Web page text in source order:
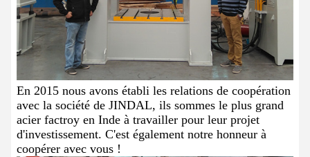
En 2015 nous avons établi les relations de coopération
avec la société de JINDAL, ils sommes le plus grand
acier factroy en Inde à travailler pour leur projet
d'investissement. C'est également notre honneur à
coopérer avec vous !